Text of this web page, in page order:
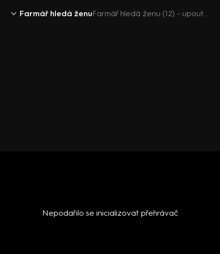
Farmář hledá ženu Farmář hledá ženu (12) - upoutávka
Nepodařilo se inicializovat přehrávač